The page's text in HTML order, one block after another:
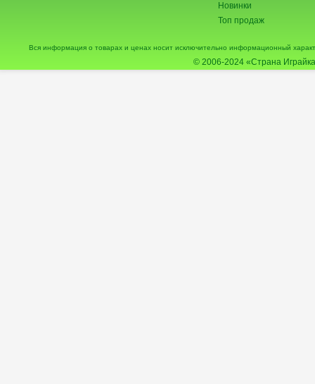
Новинки
Топ продаж
Вся информация о товарах и ценах носит исключительно информационный
© 2006-2024 «Страна